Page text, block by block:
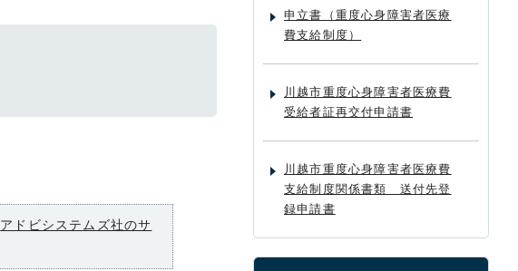
アドビシステムズ社のサ
申立書（重度心身障害者医療
費支給制度）
川越市重度心身障害者医療費
受給者証再交付申請書
川越市重度心身障害者医療費
支給制度関係書類 送付先登
録申請書